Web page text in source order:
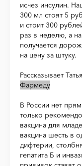
исчез инсулин.
300 мл стоят 5
и стоит 300
раз в неделю, а
получается
на цену за штуку.
Рассказывает
Фармеду
В России нет
только
вакцина для
вакцина шесть в
дифтерии,
гепатита Б и